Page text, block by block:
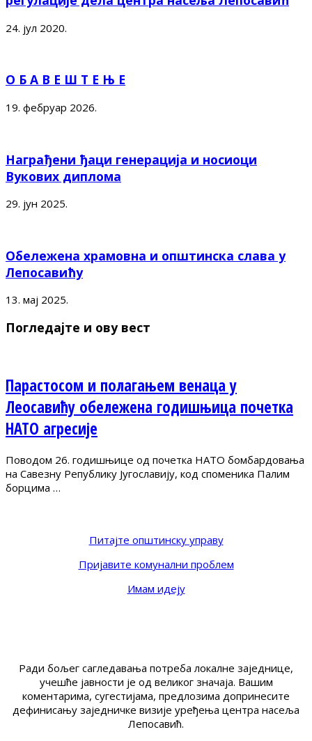
24. јул 2020.
О Б А В Е Ш Т Е Њ Е
19. фебруар 2026.
Награђени ђаци генерација и носиоци
Вукових диплома
29. јун 2025.
Обележена храмовна и општинска слава у
Лепосавићу
13. мај 2025.
Погледајте и ову вест
Парастосом и полагањем венаца у
Леосавићу обележена годишњица почетка
НАТО агресије
Поводом 26. годишњице од почетка НАТО бомбардовања
на Савезну Републику Југославију, код споменика Палим
борцима …
Питајте општинску управу
Пријавите комунални проблем
Имам идеју
Ради бољег сагледавања потреба локалне заједнице,
учешће јавности је од великог значаја. Вашим
коментарима, сугестијама, предлозима допринесите
дефинисању заједничке визије уређења центра насеља
Лепосавић.